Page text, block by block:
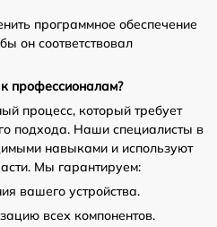
программное обеспечение
он соответствовал
профессионалам?
процесс, который требует
подхода. Наши специалисты в
навыками и используют
Мы гарантируем:
вашего устройства.
всех компонентов.